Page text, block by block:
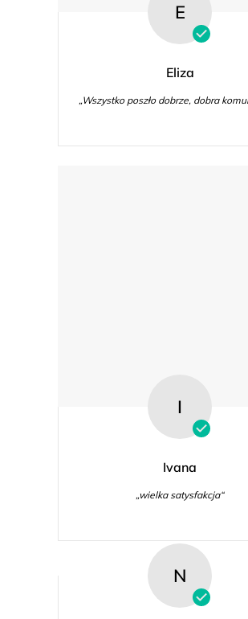
E
Eliza
„Wszystko poszło dobrze, dobra
I
Ivana
„wielka satysfakcja“
N